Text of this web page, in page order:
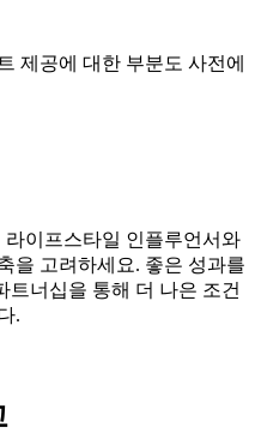
제공에 대한 부분도 사전에
라이프스타일 인플루언서와
을 고려하세요. 좋은 성과를
트너십을 통해 더 나은 조건
.